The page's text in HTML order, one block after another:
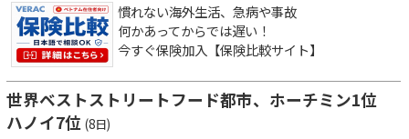
慣れない海外生活、急病や事故
何かあってからでは遅い！
今すぐ保険加入【保険比較サイト】
世界ベストストリートフード都市、ホーチミン1位
ハノイ7位 (8日)